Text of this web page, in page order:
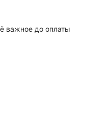
важное до оплаты